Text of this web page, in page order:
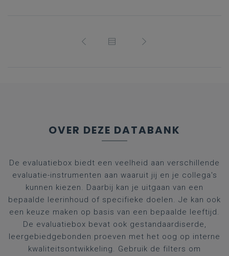
OVER DEZE DATABANK
De evaluatiebox biedt een veelheid aan verschillende
evaluatie-instrumenten aan waaruit jij en je collega's
kunnen kiezen. Daarbij kan je uitgaan van een
bepaalde leerinhoud of specifieke doelen. Je kan ook
een keuze maken op basis van een bepaalde leeftijd.
De evaluatiebox bevat ook gestandaardiserde,
leergebiedgebonden proeven met het oog op interne
kwaliteitsontwikkeling. Gebruik de filters om